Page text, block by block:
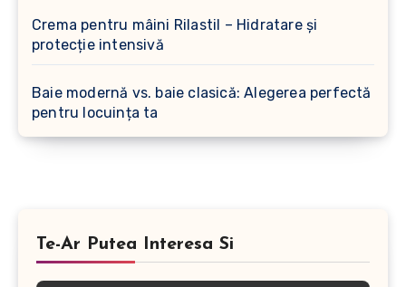
Crema pentru mâini Rilastil – Hidratare și
protecție intensivă
Baie modernă vs. baie clasică: Alegerea perfectă
pentru locuința ta
Te-Ar Putea Interesa Si